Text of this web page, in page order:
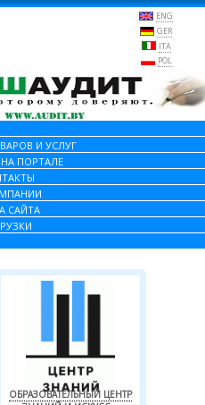
ENG
GER
ITA
POL
И УСЛУГ
ПОРТАЛЕ
САЙТА
ОБРАЗОВАТЕЛЬНЫЙ ЦЕНТР